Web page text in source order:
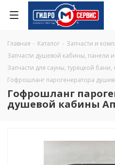
Главная - Каталог - Запчасти и
Запчасти душевой кабины, панели
Запчасти для сауны, турецкой
Гофрошланг парогенератора
Гофрошланг
душевой кабины